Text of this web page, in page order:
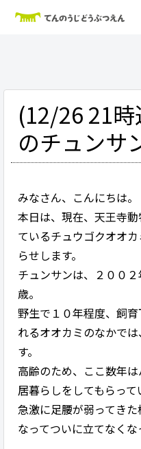
(12/26 21時
のチュンサ
みなさん、こんにちは。
本日は、現在、天王寺
ているチュウゴクオオ
らせします。
チュンサンは、２００
歳。
野生で１０年程度、飼
れるオオカミのなかで
す。
高齢のため、ここ数年
居暮らしをしてもらっ
急激に足腰が弱ってき
なってついに立てなくな